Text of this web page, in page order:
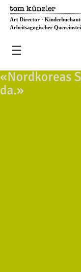
Art Director ·
Arbeitsagogischer
«Nordkoreas
da.»